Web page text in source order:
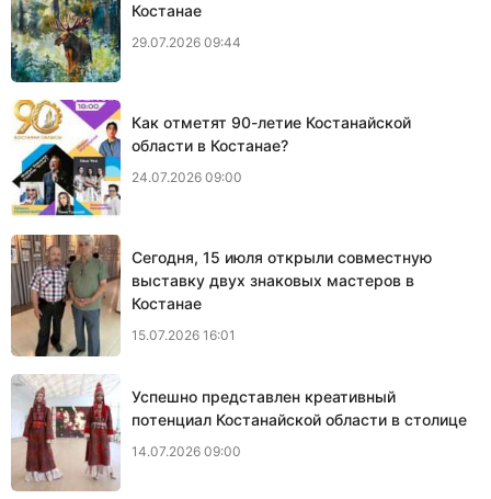
Костанае
29.07.2026 09:44
Как отметят 90-летие Костанайской
области в Костанае?
24.07.2026 09:00
Сегодня, 15 июля открыли совместную
выставку двух знаковых мастеров в
Костанае
15.07.2026 16:01
Успешно представлен креативный
потенциал Костанайской области в столице
14.07.2026 09:00